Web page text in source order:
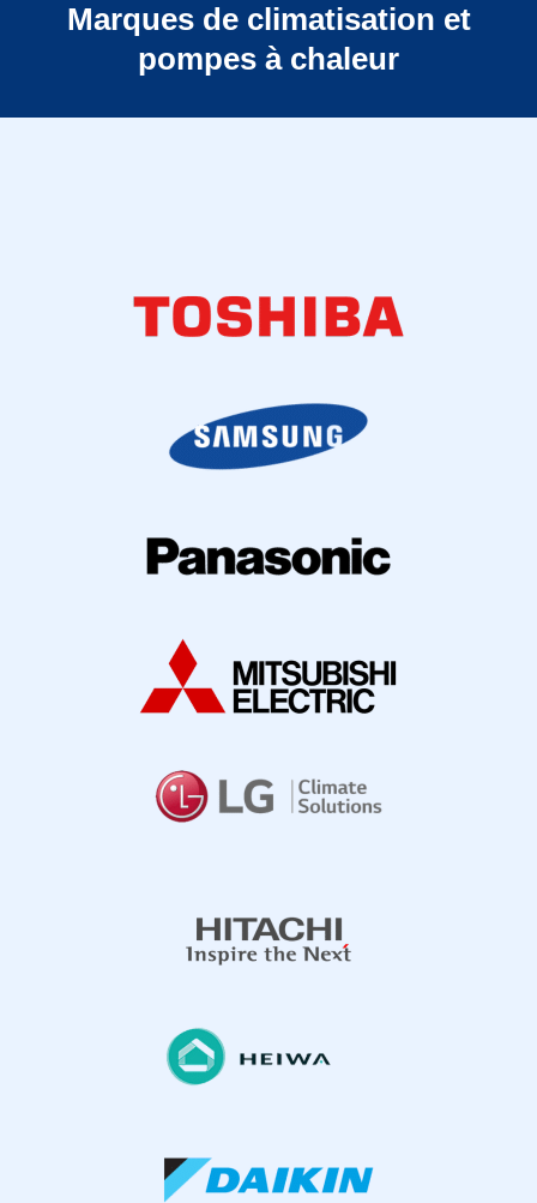
Marques de climatisation et
pompes à chaleur